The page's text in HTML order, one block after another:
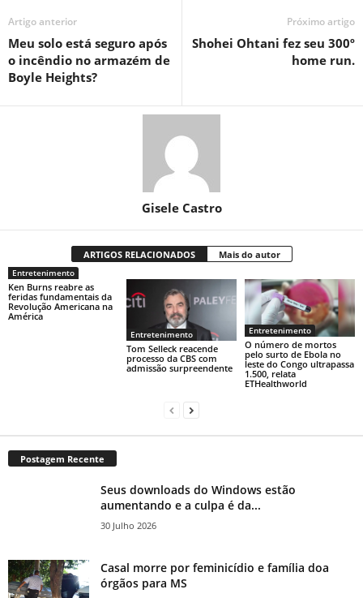
Artigo anterior
Meu solo está seguro após
o incêndio no armazém de
Boyle Heights?
Próximo artigo
Shohei Ohtani fez seu 300º
home run.
Gisele Castro
ARTIGOS RELACIONADOS Mais do autor
Entretenimento
Ken Burns reabre as
feridas fundamentais da
Revolução Americana na
América
Entretenimento
Tom Selleck reacende
processo da CBS com
admissão surpreendente
Entretenimento
O número de mortos
pelo surto de Ebola no
leste do Congo ultrapassa
1.500, relata
ETHealthworld
Postagem Recente
Seus downloads do Windows estão
aumentando e a culpa é da...
30 Julho 2026
Casal morre por feminicídio e família doa
órgãos para MS